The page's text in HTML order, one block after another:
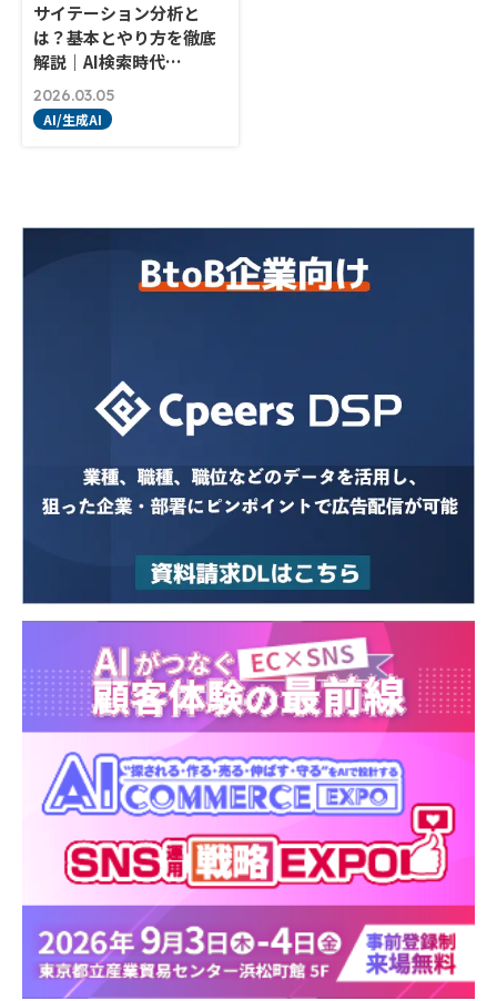
サイテーション分析と
は？基本とやり方を徹底
解説｜AI検索時代…
2026.03.05
AI/生成AI